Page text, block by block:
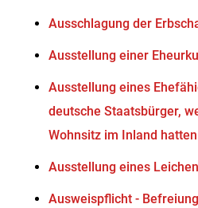
Ausschlagung der
Ausstellung einer
Ausstellung eines
deutsche Staatsbürger,
Wohnsitz im Inland hatten
Ausstellung eines
Ausweispflicht -